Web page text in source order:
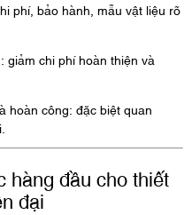
phí, bảo hành, mẫu vật liệu rõ
giảm chi phí hoàn thiện và
hoàn công: đặc biệt quan
hàng đầu cho thiết
đại